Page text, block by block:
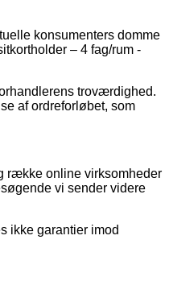
konsumenters domme
– 4 fag/rum -
troværdighed.
af ordreforløbet, som
række online virksomheder
vi sender videre
ikke garantier imod